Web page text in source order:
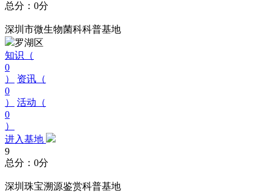
总分：0分
深圳市微生物菌科科普基地
罗湖区
知识（
0
）
资讯（
0
）
活动（
0
）
进入基地
9
总分：0分
深圳珠宝溯源鉴赏科普基地